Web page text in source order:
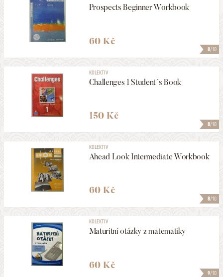
8/10
Prospects Beginner Workbook
60 Kč
8/10
KOLEKTIV
Challenges 1 Student´s Book
150 Kč
8/10
KOLEKTIV
Ahead Look Intermediate Workbook
60 Kč
9/10
KOLEKTIV
Maturitní otázky z matematiky
60 Kč